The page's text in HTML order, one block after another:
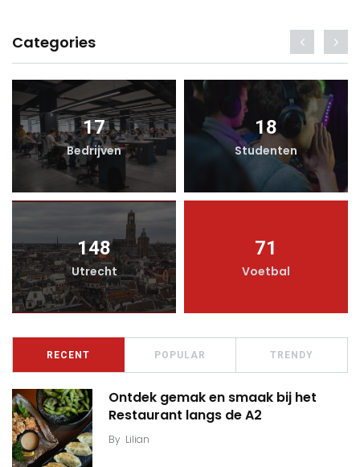
Categories
17
Bedrijven
18
Studenten
148
Utrecht
71
Voetbal
RECENT POPULAR TRENDY
Ontdek gemak en smaak bij het
Restaurant langs de A2
By Lilian